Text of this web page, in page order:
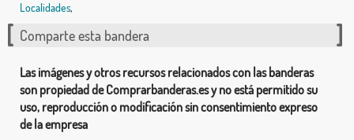
Localidades,
Comparte esta bandera
Las imágenes y otros recursos relacionados con las banderas
son propiedad de Comprarbanderas.es y no está permitido su
uso, reproducción o modificación sin consentimiento expreso
de la empresa